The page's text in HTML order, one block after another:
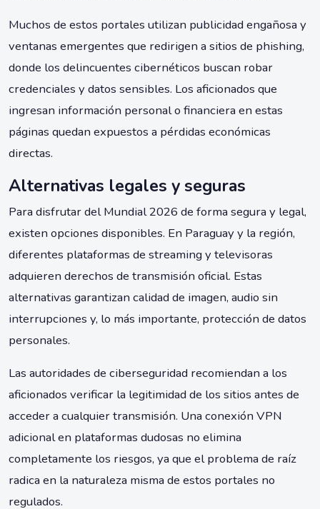
Muchos de estos portales utilizan publicidad engañosa y
ventanas emergentes que redirigen a sitios de phishing,
donde los delincuentes cibernéticos buscan robar
credenciales y datos sensibles. Los aficionados que
ingresan información personal o financiera en estas
páginas quedan expuestos a pérdidas económicas
directas.
Alternativas legales y seguras
Para disfrutar del Mundial 2026 de forma segura y legal,
existen opciones disponibles. En Paraguay y la región,
diferentes plataformas de streaming y televisoras
adquieren derechos de transmisión oficial. Estas
alternativas garantizan calidad de imagen, audio sin
interrupciones y, lo más importante, protección de datos
personales.
Las autoridades de ciberseguridad recomiendan a los
aficionados verificar la legitimidad de los sitios antes de
acceder a cualquier transmisión. Una conexión VPN
adicional en plataformas dudosas no elimina
completamente los riesgos, ya que el problema de raíz
radica en la naturaleza misma de estos portales no
regulados.